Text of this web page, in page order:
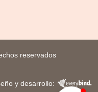
reservados
y desarrollo: